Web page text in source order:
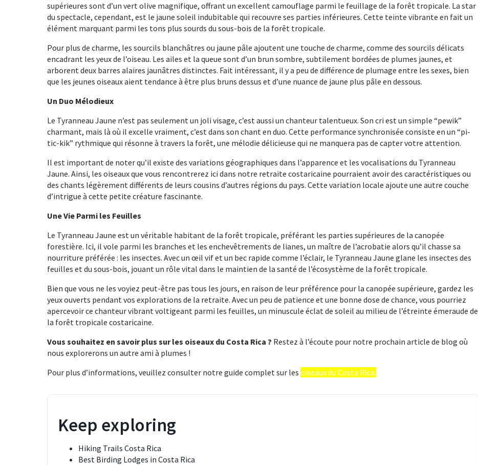
supérieures sont d’un vert olive magnifique, offrant un excellent camouflage parmi le feuillage de la forêt tropicale. La star
du spectacle, cependant, est le jaune soleil indubitable qui recouvre ses parties inférieures. Cette teinte vibrante en fait un
élément marquant parmi les tons plus sourds du sous-bois de la forêt tropicale.
Pour plus de charme, les sourcils blanchâtres ou jaune pâle ajoutent une touche de charme, comme des sourcils délicats
encadrant les yeux de l’oiseau. Les ailes et la queue sont d’un brun sombre, subtilement bordées de plumes jaunes, et
arborent deux barres alaires jaunâtres distinctes. Fait intéressant, il y a peu de différence de plumage entre les sexes, bien
que les jeunes oiseaux aient tendance à être plus bruns dessus et d’une nuance de jaune plus pâle en dessous.
Un Duo Mélodieux
Le Tyranneau Jaune n’est pas seulement un joli visage, c’est aussi un chanteur talentueux. Son cri est un simple “pewik”
charmant, mais là où il excelle vraiment, c’est dans son chant en duo. Cette performance synchronisée consiste en un “pi-
tic-kik” rythmique qui résonne à travers la forêt, une mélodie délicieuse qui ne manquera pas de capter votre attention.
Il est important de noter qu’il existe des variations géographiques dans l’apparence et les vocalisations du Tyranneau
Jaune. Ainsi, les oiseaux que vous rencontrerez ici dans notre retraite costaricaine pourraient avoir des caractéristiques ou
des chants légèrement différents de leurs cousins d’autres régions du pays. Cette variation locale ajoute une autre couche
d’intrigue à cette petite créature fascinante.
Une Vie Parmi les Feuilles
Le Tyranneau Jaune est un véritable habitant de la forêt tropicale, préférant les parties supérieures de la canopée
forestière. Ici, il vole parmi les branches et les enchevêtrements de lianes, un maître de l’acrobatie alors qu’il chasse sa
nourriture préférée : les insectes. Avec un œil vif et un bec rapide comme l’éclair, le Tyranneau Jaune glane les insectes des
feuilles et du sous-bois, jouant un rôle vital dans le maintien de la santé de l’écosystème de la forêt tropicale.
Bien que vous ne les voyiez peut-être pas tous les jours, en raison de leur préférence pour la canopée supérieure, gardez les
yeux ouverts pendant vos explorations de la retraite. Avec un peu de patience et une bonne dose de chance, vous pourriez
apercevoir ce chanteur vibrant voltigeant parmi les feuilles, un minuscule éclat de soleil au milieu de l’étreinte émeraude de
la forêt tropicale costaricaine.
Vous souhaitez en savoir plus sur les oiseaux du Costa Rica ? Restez à l’écoute pour notre prochain article de blog où
nous explorerons un autre ami à plumes !
Pour plus d’informations, veuillez consulter notre guide complet sur les oiseaux du Costa Rica.
Keep exploring
Hiking Trails Costa Rica
Best Birding Lodges in Costa Rica